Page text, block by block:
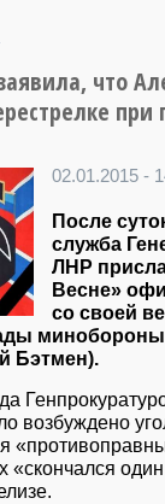
что
при
02.01.2015 -
После
служба
ЛНР
Весне»
со своей
Бэтмен).
возбуждено
«скончался